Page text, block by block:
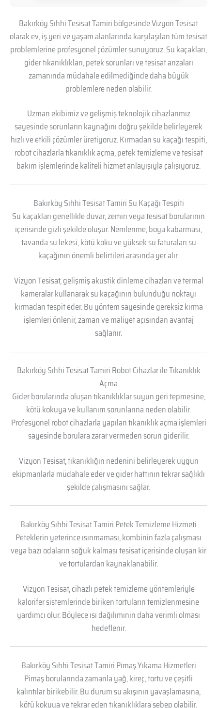
Bakırköy Sıhhi Tesisat Tamiri bölgesinde Vizyon Tesisat
olarak ev, iş yeri ve yaşam alanlarında karşılaşılan tüm tesisat
problemlerine profesyonel çözümler sunuyoruz. Su kaçakları,
gider tıkanıklıkları, petek sorunları ve tesisat arızaları
zamanında müdahale edilmediğinde daha büyük
problemlere neden olabilir.
Uzman ekibimiz ve gelişmiş teknolojik cihazlarımız
sayesinde sorunların kaynağını doğru şekilde belirleyerek
hızlı ve etkili çözümler üretiyoruz. Kırmadan su kaçağı tespiti,
robot cihazlarla tıkanıklık açma, petek temizleme ve tesisat
bakım işlemlerinde kaliteli hizmet anlayışıyla çalışıyoruz.
Bakırköy Sıhhi Tesisat Tamiri Su Kaçağı Tespiti
Su kaçakları genellikle duvar, zemin veya tesisat borularının
içerisinde gizli şekilde oluşur. Nemlenme, boya kabarması,
tavanda su lekesi, kötü koku ve yüksek su faturaları su
kaçağının önemli belirtileri arasında yer alır.
Vizyon Tesisat, gelişmiş akustik dinleme cihazları ve termal
kameralar kullanarak su kaçağının bulunduğu noktayı
kırmadan tespit eder. Bu yöntem sayesinde gereksiz kırma
işlemleri önlenir, zaman ve maliyet açısından avantaj
sağlanır.
Bakırköy Sıhhi Tesisat Tamiri Robot Cihazlar ile Tıkanıklık
Açma
Gider borularında oluşan tıkanıklıklar suyun geri tepmesine,
kötü kokuya ve kullanım sorunlarına neden olabilir.
Profesyonel robot cihazlarla yapılan tıkanıklık açma işlemleri
sayesinde borulara zarar vermeden sorun giderilir.
Vizyon Tesisat, tıkanıklığın nedenini belirleyerek uygun
ekipmanlarla müdahale eder ve gider hattının tekrar sağlıklı
şekilde çalışmasını sağlar.
Bakırköy Sıhhi Tesisat Tamiri Petek Temizleme Hizmeti
Peteklerin yeterince ısınmaması, kombinin fazla çalışması
veya bazı odaların soğuk kalması tesisat içerisinde oluşan kir
ve tortulardan kaynaklanabilir.
Vizyon Tesisat, cihazlı petek temizleme yöntemleriyle
kalorifer sistemlerinde biriken tortuların temizlenmesine
yardımcı olur. Böylece ısı dağılımının daha verimli olması
hedeflenir.
Bakırköy Sıhhi Tesisat Tamiri Pimaş Yıkama Hizmetleri
Pimaş borularında zamanla yağ, kireç, tortu ve çeşitli
kalıntılar birikebilir. Bu durum su akışının yavaşlamasına,
kötü kokuya ve tekrar eden tıkanıklıklara sebep olabilir.